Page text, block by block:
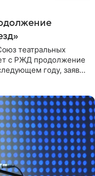
театральных
с РЖД продолжение
году, заявил